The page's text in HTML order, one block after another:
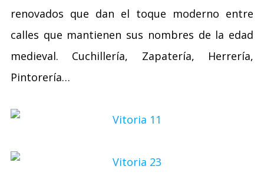
renovados que dan el toque moderno entre
calles que mantienen sus nombres de la edad
medieval. Cuchillería, Zapatería, Herrería,
Pintorería…